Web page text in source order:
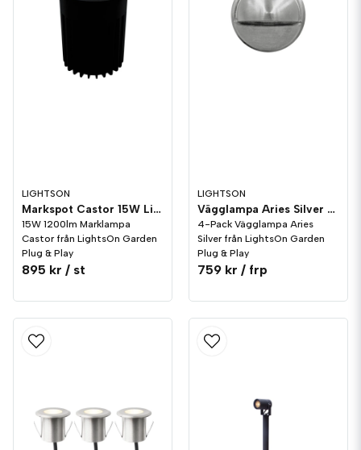
LIGHTSON
Markspot Castor 15W LightsOn Garden Plug & Play
15W 1200lm Marklampa
Castor från LightsOn Garden
Plug & Play
895 kr / st
LIGHTSON
Vägglampa Aries Silver 4-pack LightsOn Garden Plug & Play
4-Pack Vägglampa Aries
Silver från LightsOn Garden
Plug & Play
759 kr / frp